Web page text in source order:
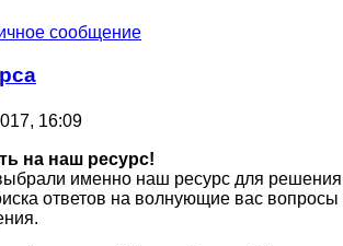
сообщение
16:09
на наш ресурс!
именно наш ресурс для решения
ответов на волнующие вас вопросы